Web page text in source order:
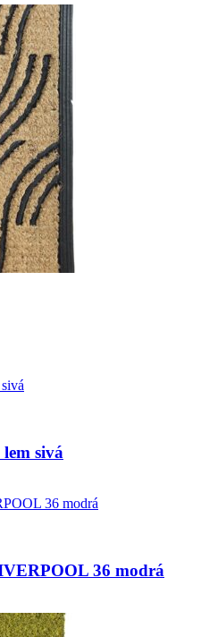
sivá
36 modrá